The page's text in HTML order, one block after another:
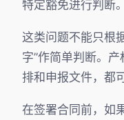
特定豁免进行判断。
这类问题不能只根
字”作简单判断。
排和申报文件，都
在签署合同前，如